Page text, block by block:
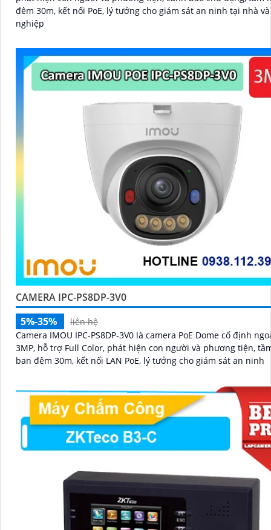
đêm 30m, kết nối PoE, lý tưởng cho giám sát an ninh tại nhà
nghiệp
CAMERA IPC-PS8DP-3V0
5%-35%
liên hệ
Camera IMOU IPC-PS8DP-3V0 là camera PoE Dome cố định
3MP, hỗ trợ Full Color, phát hiện con người và phương tiện,
ban đêm 30m, kết nối LAN PoE, lý tưởng cho giám sát an ninh